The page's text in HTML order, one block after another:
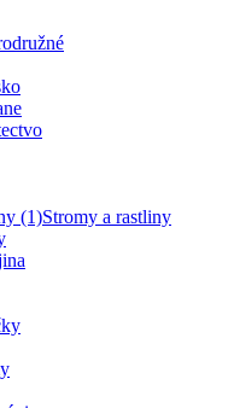
Stromy a rastliny